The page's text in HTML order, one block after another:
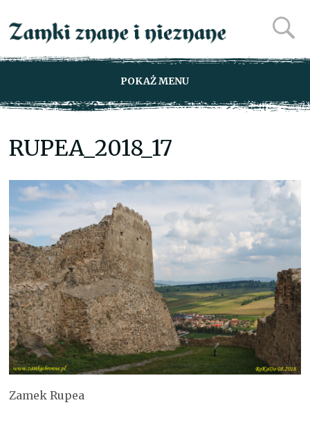
POKAŻ MENU
RUPEA_2018_17
Zamek Rupea